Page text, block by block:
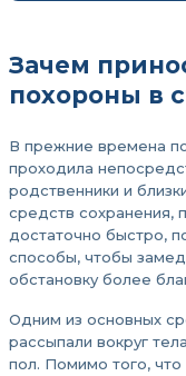
Зачем
похороны в
В прежние времена
проходила
родственники и
средств сохранения,
достаточно быстро,
способы, чтобы
обстановку более
Одним из основных
рассыпали вокруг
пол. Помимо того, что